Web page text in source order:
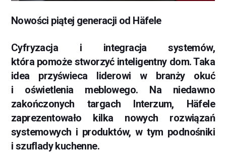
Nowości piątej generacji od Häfele
Cyfryzacja i integracja systemów,
która pomoże stworzyć inteligentny dom. Taka
idea przyświeca liderowi w branży okuć
i oświetlenia meblowego. Na niedawno
zakończonych targach Interzum, Häfele
zaprezentowało kilka nowych rozwiązań
systemowych i produktów, w tym podnośniki
i szuflady kuchenne.